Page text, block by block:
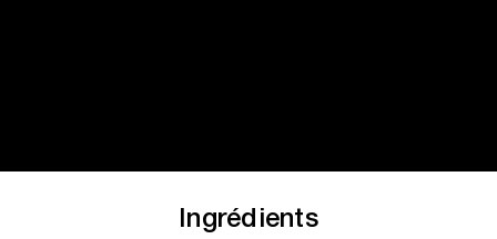
Ingrédients